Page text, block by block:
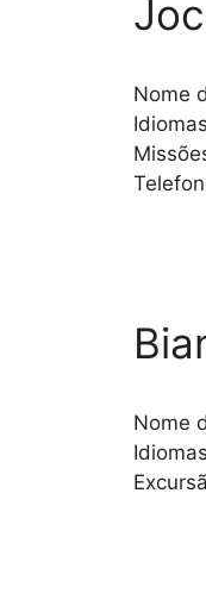
Nome
Nome